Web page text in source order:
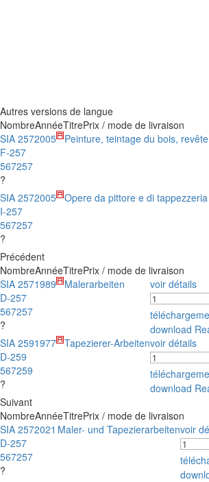
Autres versions de langue
NombreAnnéeTitrePrix / mode de livraison
SIA 257
F-257
567257
?
2005 Peinture, teintage du bois,
SIA 257
I-257
567257
?
2005 Opere da pittore e di tappezzeria
Précédent
NombreAnnéeTitrePrix / mode de livraison
SIA 257
D-257
567257
?
1989 Malerarbeiten voir détails
download
SIA 259
D-259
567259
?
1977 Tapezierer-Arbeitenvoir détails
download
Suivant
NombreAnnéeTitrePrix / mode de livraison
SIA 257
D-257
567257
?
2021 Maler- und Tapezierarbeitenvoir